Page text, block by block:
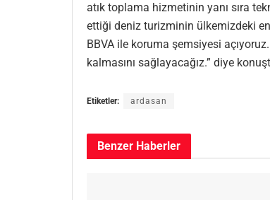
atık toplama hizmetinin yanı sıra
ettiği deniz turizminin ülkemizdeki en
BBVA ile koruma şemsiyesi
kalmasını sağlayacağız.” diye
Etiketler: ardasan
Benzer Haberler